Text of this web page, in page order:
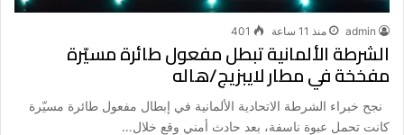
admin منذ 11 ساعة 401
الشرطة الألمانية تبطل مفعول طائرة مسيّرة
مفخخة في مطار لايبزيج/هاله
نجح خبراء الشرطة الاتحادية الألمانية في إبطال مفعول طائرة مسيّرة
كانت تحمل عبوة ناسفة، بعد حادث أمني وقع خلال…